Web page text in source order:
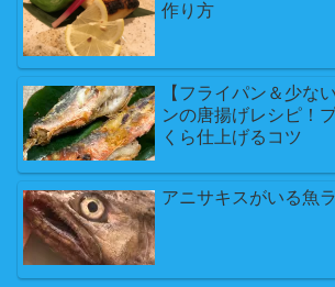
作り方
【フライパン＆少な
ンの唐揚げレシピ！
くら仕上げるコツ
アニサキスがいる魚